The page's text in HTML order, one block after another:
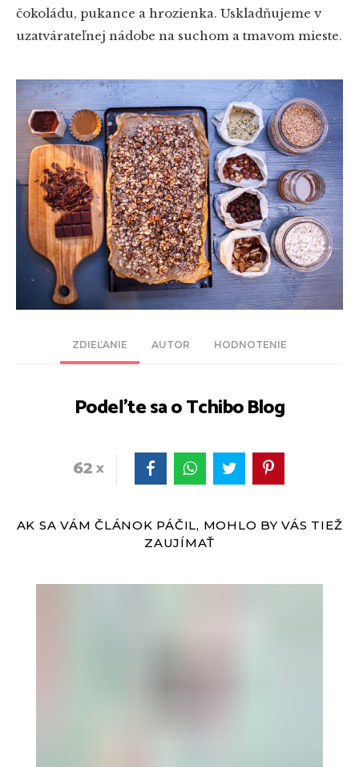
ZDIEĽANIE AUTOR HODNOTENIE
Podeľte sa o Tchibo Blog
62
čokoládu, pukance a hrozienka. Uskladňujeme v
uzatvárateľnej nádobe na suchom a tmavom mieste.
AK SA VÁM ČLÁNOK PÁČIL, MOHLO BY VÁS TIEŽ
ZAUJÍMAŤ